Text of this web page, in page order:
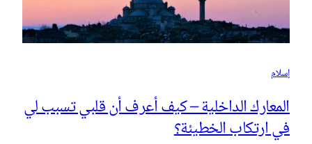
إسلام
المعارك الداخلية – كيف أعرف أن قلبي تسبب لي
في ارتكاب الخطيئة؟